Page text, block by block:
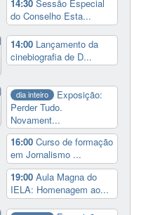
14:30Sessão Especial
do Conselho Esta...
14:00 Lançamento da
cinebiografia de D...
dia inteiro
Exposição:
Perder Tudo.
Novament...
16:00Curso de formação
em Jornalismo ...
19:00Aula Magna do
IELA: Homenagem ao...